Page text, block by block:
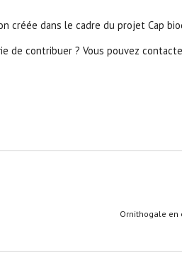
créée dans le cadre du projet Cap
de contribuer ? Vous pouvez
Ornithogale en